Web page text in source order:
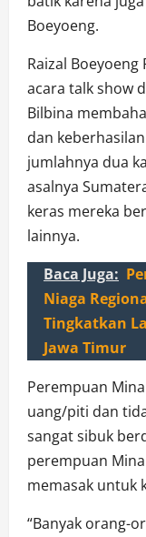
Boeyoeng.
Raizal
acara talk show
Bilbina
dan
jumlahnya dua
asalnya
keras mereka
lainnya.
Baca Juga:
Niaga
Tingkatkan
Jawa Timur
Perempuan
uang/piti dan
sangat sibuk
perempuan
memasak untuk
“Banyak orang-